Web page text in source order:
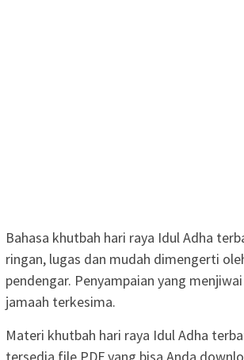
Bahasa khutbah hari raya Idul Adha
ringan, lugas dan mudah dimengerti
pendengar. Penyampaian yang
jamaah terkesima.
Materi khutbah hari raya Idul Adha
tersedia file PDF yang bisa Anda